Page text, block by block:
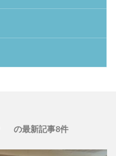
の最新記事8件